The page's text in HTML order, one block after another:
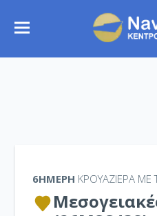
6ΉΜΕΡΗ ΚΡΟΥΑΖΙΕΡΑ ΜΕ